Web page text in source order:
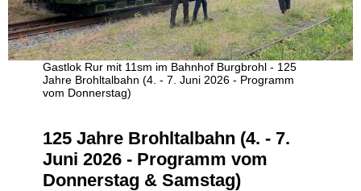
Gastlok Rur mit 11sm im Bahnhof Burgbrohl - 125
Jahre Brohltalbahn (4. - 7. Juni 2026 - Programm
vom Donnerstag)
125 Jahre Brohltalbahn (4. - 7.
Juni 2026 - Programm vom
Donnerstag & Samstag)